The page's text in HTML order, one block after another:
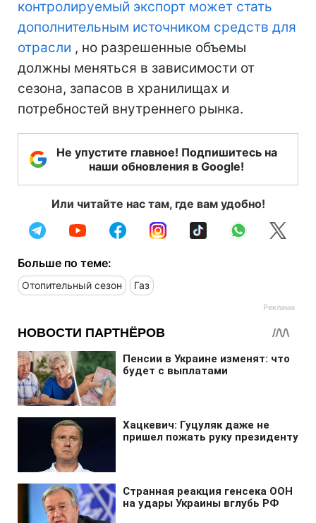
контролируемый экспорт может стать
дополнительным источником средств для
отрасли , но разрешенные объемы
должны меняться в зависимости от
сезона, запасов в хранилищах и
потребностей внутреннего рынка.
Не упустите главное! Подпишитесь на
наши обновления в Google!
Или читайте нас там, где вам удобно!
Больше по теме:
Отопительный сезон Газ